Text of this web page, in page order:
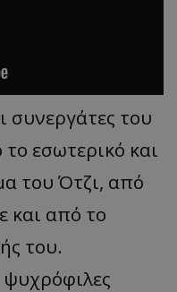
συνεργάτες του
εσωτερικό και
του Ότζι, από
και από το
του.
ψυχρόφιλες